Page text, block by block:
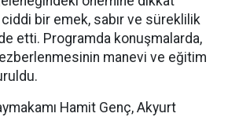
bir emek, sabır ve süreklilik
etti. Programda konuşmalarda,
ezberlenmesinin manevi ve eğitim
Hamit Genç, Akyurt